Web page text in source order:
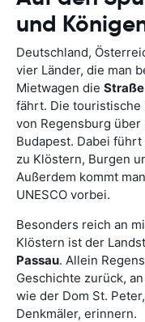
und
Deutschland,
vier Länder, die man
Mietwagen die
fährt. Die touristische
von Regensburg über
Budapest. Dabei
zu Klöstern, Burgen
Außerdem kommt
UNESCO vorbei.
Besonders reich an
Klöstern ist der
Passau. Allein
Geschichte zurück,
wie der Dom St.
Denkmäler, erinnern.